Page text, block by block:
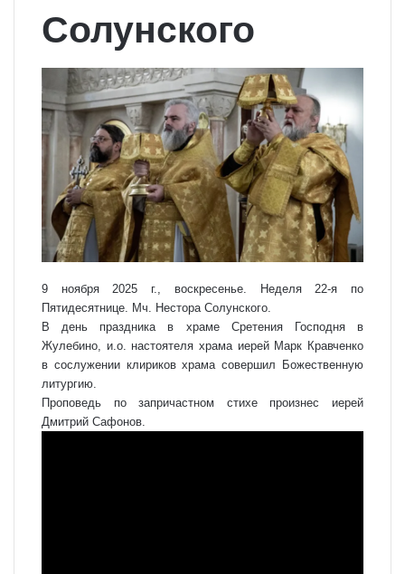
Солунского
9 ноября 2025 г., воскресенье. Неделя 22-я по
Пятидесятнице. Мч. Нестора Солунского.
В день праздника в храме Сретения Господня в
Жулебино, и.о. настоятеля храма иерей Марк Кравченко
в сослужении клириков храма совершил Божественную
литургию.
Проповедь по запричастном стихе произнес иерей
Дмитрий Сафонов.